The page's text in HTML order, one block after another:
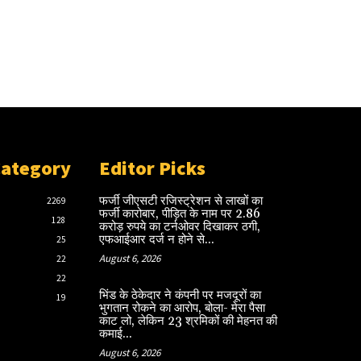
2269
128
25
22
22
19
Editor Picks
फर्जी जीएसटी रजिस्ट्रेशन से लाखों का
फर्जी कारोबार, पीड़ित के नाम पर 2.86
करोड़ रुपये का टर्नओवर दिखाकर ठगी,
एफआईआर दर्ज न होने से...
August 6, 2026
भिंड के ठेकेदार ने कंपनी पर मजदूरों का
भुगतान रोकने का आरोप, बोला- मेरा पैसा
काट लो, लेकिन 23 श्रमिकों की मेहनत की
कमाई...
August 6, 2026